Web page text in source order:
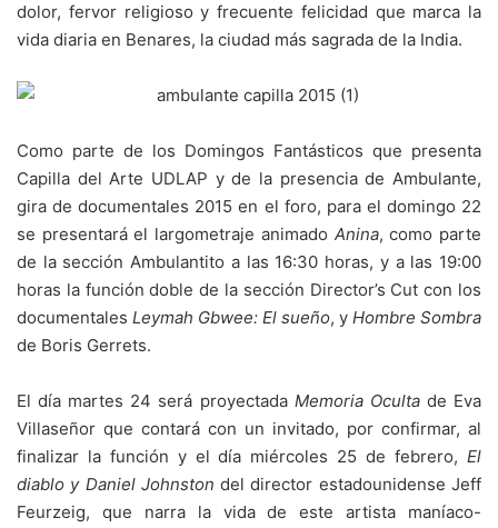
dolor, fervor religioso y frecuente felicidad que marca la
vida diaria en Benares, la ciudad más sagrada de la India.
Como parte de los Domingos Fantásticos que presenta
Capilla del Arte UDLAP y de la presencia de Ambulante,
gira de documentales 2015 en el foro, para el domingo 22
se presentará el largometraje animado Anina, como parte
de la sección Ambulantito a las 16:30 horas, y a las 19:00
horas la función doble de la sección Director’s Cut con los
documentales Leymah Gbwee: El sueño, y Hombre Sombra
de Boris Gerrets.
El día martes 24 será proyectada Memoria Ocultade Eva
Villaseñor que contará con un invitado, por confirmar, al
finalizar la función y el día miércoles 25 de febrero, El
diablo y Daniel Johnstondel director estadounidense Jeff
Feurzeig, que narra la vida de este artista maníaco-